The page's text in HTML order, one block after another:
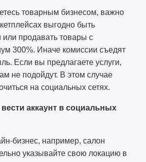
товарным бизнесом, важно
выгодно быть
или продавать товары с
300%. Иначе комиссии съедят
Если вы предлагаете услуги,
не подойдут. В этом случае
на социальных сетях.
аккаунт в социальных
бизнес, например, салон
указывайте свою локацию в